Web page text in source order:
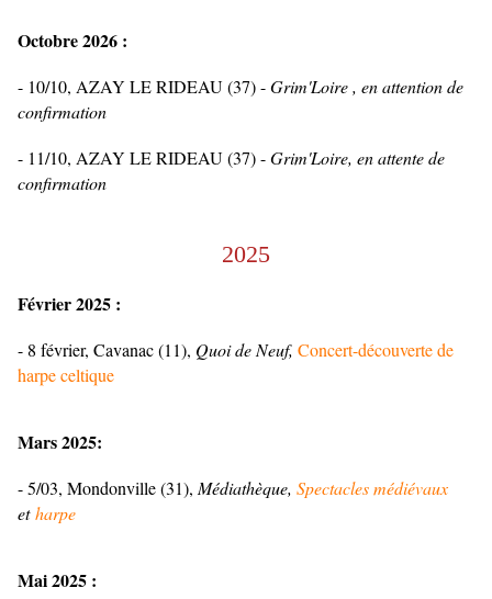
Octobre 2026 :
- 10/10, AZAY LE RIDEAU (37) -Grim'Loire , en attention de
confirmation
- 11/10, AZAY LE RIDEAU (37) -Grim'Loire, en attente de
confirmation
2025
Février 2025 :
- 8 février, Cavanac (11), Quoi de Neuf, Concert-découverte de
harpe celtique
Mars 2025:
- 5/03, Mondonville (31), Médiathèque, Spectacles médiévaux
etharpe
Mai 2025 :